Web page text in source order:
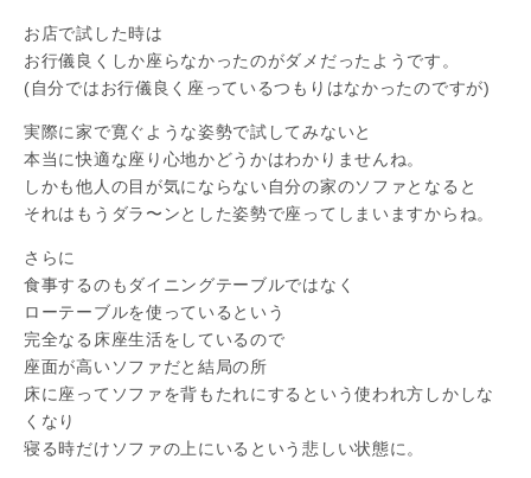
お店で試した時は
お行儀良くしか座らなかったのがダメだったようです。
(自分ではお行儀良く座っているつもりはなかったのですが)
実際に家で寛ぐような姿勢で試してみないと
本当に快適な座り心地かどうかはわかりませんね。
しかも他人の目が気にならない自分の家のソファとなると
それはもうダラ〜ンとした姿勢で座ってしまいますからね。
さらに
食事するのもダイニングテーブルではなく
ローテーブルを使っているという
完全なる床座生活をしているので
座面が高いソファだと結局の所
床に座ってソファを背もたれにするという使われ方しかしな
くなり
寝る時だけソファの上にいるという悲しい状態に。